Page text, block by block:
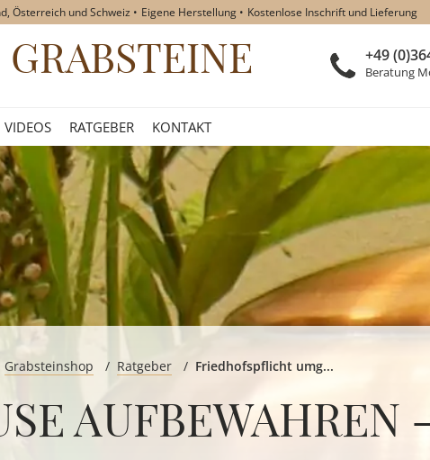
Österreich und Schweiz Eigene Herstellung Kostenlose Inschrift und Lieferung
GRABSTEINE +49
Beratung
VIDEOS RATGEBER KONTAKT
Grabsteinshop Ratgeber Friedhofspflicht umg...
AUFBEWAHREN -